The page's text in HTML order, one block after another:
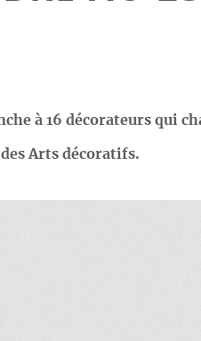
à 16 décorateurs qui
Arts décoratifs.